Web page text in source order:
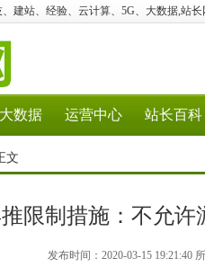
、建站、经验、云计算、5G、大数据,站长
大数据 运营中心 站长百科
文
限制措施：不允许
发布时间：2020-03-15 19:21:40